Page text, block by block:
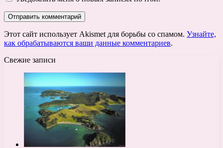
Этот сайт использует Akismet для борьбы со спамом. Узнайте,
как обрабатываются ваши данные комментариев.
Свежие записи